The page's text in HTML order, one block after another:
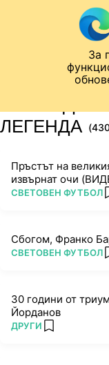
За
Към
Лига на
ЛЕГЕНДА
Пръстът на
извърнат очи
ПОВЕЧЕ ОТ
СВЕТОВЕН ФУТБОЛ
Сбогом, Франко
ПОВЕЧЕ ОТ
СВЕТОВЕН ФУТБОЛ
30 години от
Йорданов
ПОВЕЧЕ ОТ
ДРУГИ add favorites